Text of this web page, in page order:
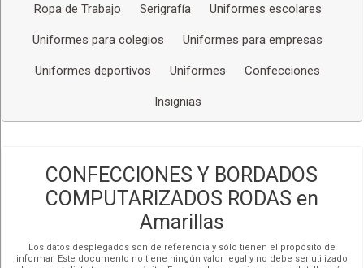
Ropa de Trabajo Serigrafía Uniformes escolares
Uniformes para colegios Uniformes para empresas
Uniformes deportivos Uniformes Confecciones
Insignias
CONFECCIONES Y BORDADOS
COMPUTARIZADOS RODAS en
Amarillas
Los datos desplegados son de referencia y sólo tienen el propósito de
informar. Este documento no tiene ningún valor legal y no debe ser utilizado